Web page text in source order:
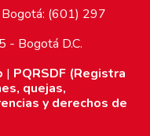
Bogotá: (601) 297
- Bogotá D.C.
| PQRSDF (Registra
quejas,
y derechos de